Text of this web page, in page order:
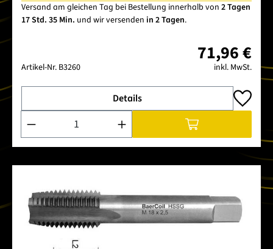
Versand am gleichen Tag bei Bestellung innerhalb von 2 Tagen
17 Std. 35 Min. und wir versenden in 2 Tagen.
Artikel-Nr. B3260
71,96 €
inkl. MwSt.
Details
Produkt Anzahl: Gib den gewünschten Wert ein oder